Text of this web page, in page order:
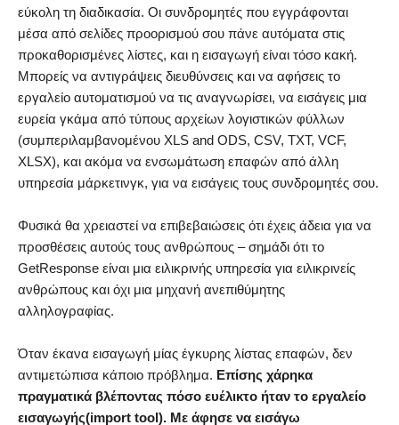
εύκολη τη διαδικασία. Οι συνδρομητές που εγγράφονται
μέσα από σελίδες προορισμού σου πάνε αυτόματα στις
προκαθορισμένες λίστες, και η εισαγωγή είναι τόσο κακή.
Μπορείς να αντιγράψεις διευθύνσεις και να αφήσεις το
εργαλείο αυτοματισμού να τις αναγνωρίσει, να εισάγεις μια
ευρεία γκάμα από τύπους αρχείων λογιστικών φύλλων
(συμπεριλαμβανομένου XLS and ODS, CSV, TXT, VCF,
XLSX), και ακόμα να ενσωμάτωση επαφών από άλλη
υπηρεσία μάρκετινγκ, για να εισάγεις τους συνδρομητές σου.
Φυσικά θα χρειαστεί να επιβεβαιώσεις ότι έχεις άδεια για να
προσθέσεις αυτούς τους ανθρώπους – σημάδι ότι το
GetResponse είναι μια ειλικρινής υπηρεσία για ειλικρινείς
ανθρώπους και όχι μια μηχανή ανεπιθύμητης
αλληλογραφίας.
Όταν έκανα εισαγωγή μίας έγκυρης λίστας επαφών, δεν
αντιμετώπισα κάποιο πρόβλημα. Επίσης χάρηκα
πραγματικά βλέποντας πόσο ευέλικτο ήταν το εργαλείο
εισαγωγής(import tool). Με άφησε να εισάγω